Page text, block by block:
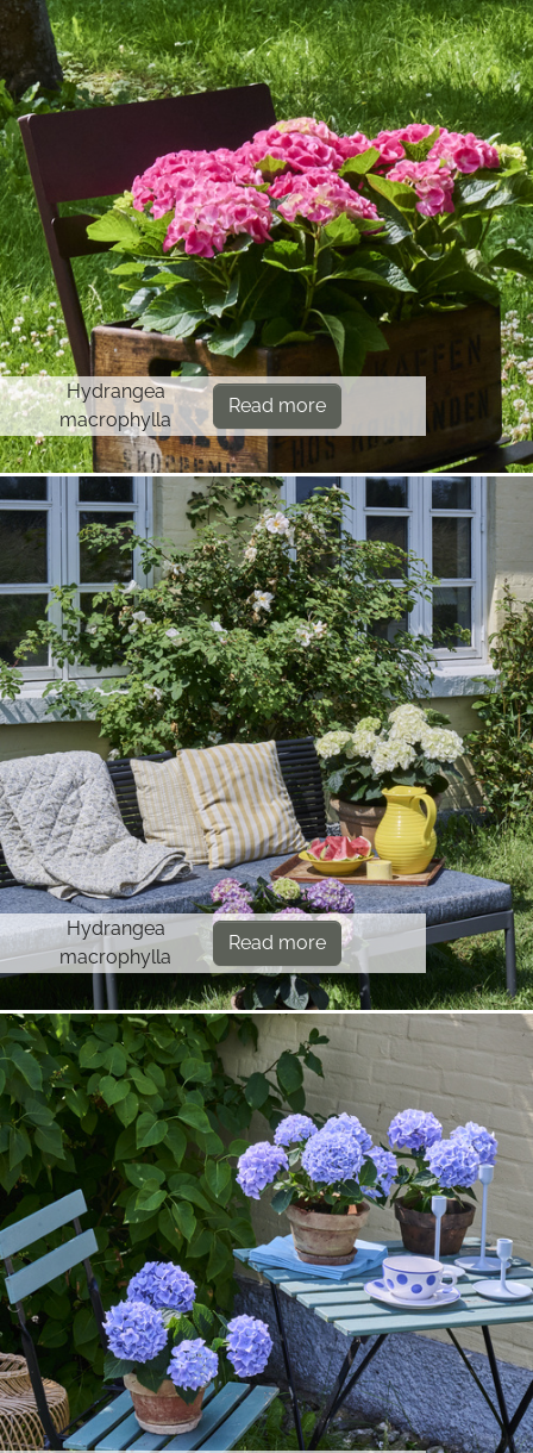
Hydrangea
macrophylla
Read more
Hydrangea
macrophylla
Read more